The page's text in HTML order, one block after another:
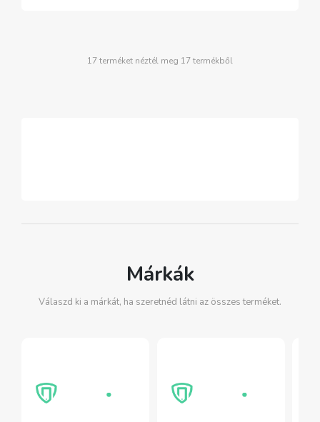
17 terméket néztél meg 17 termékből
Márkák
Válaszd ki a márkát, ha szeretnéd látni az összes terméket.